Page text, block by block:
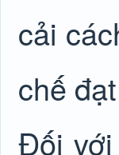
cải
chế
Đối với